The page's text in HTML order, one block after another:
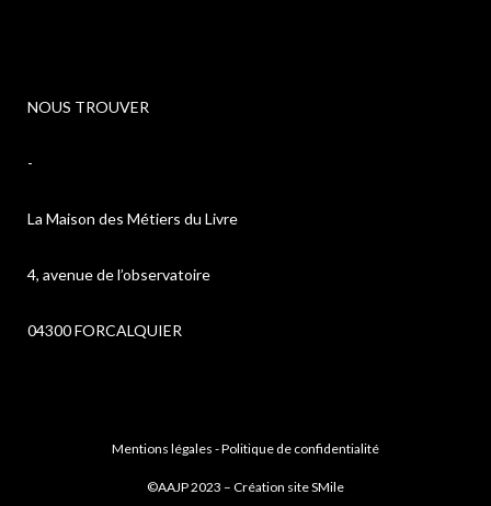
NOUS TROUVER
-
La Maison des Métiers du Livre
4, avenue de l’observatoire
04300 FORCALQUIER
Mentions légales -Politique de confidentialité
©AAJP 2023 – Création siteSMile